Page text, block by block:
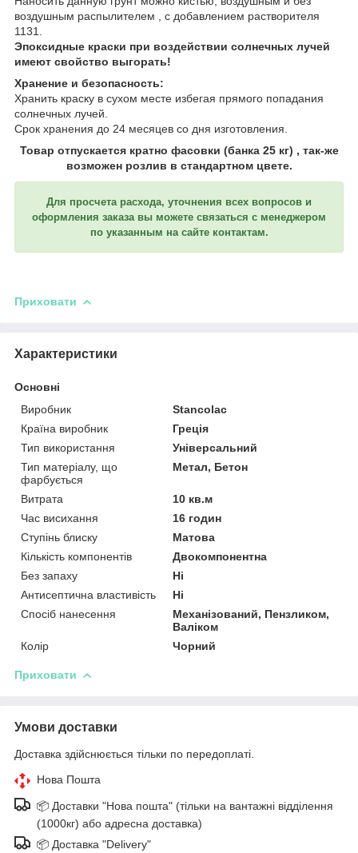
воздушным распылителем , с добавлением растворителя
1131.
Эпоксидные краски при воздействии солнечных лучей
имеют свойство выгорать!
Хранение и безопасность:
Хранить краску в сухом месте избегая прямого попадания
солнечных лучей.
Срок хранения до 24 месяцев со дня изготовления.
Товар отпускается кратно фасовки (банка 25 кг) , так-же
возможен розлив в стандартном цвете.
Для просчета расхода, уточнения всех вопросов и
оформления заказа вы можете связаться с менеджером
по указанным на сайте контактам.
Приховати
Характеристики
Основні
Виробник
Stancolac
Країна виробник
Греція
Тип використання
Універсальний
Тип матеріалу, що
фарбується
Метал, Бетон
Витрата
10 кв.м
Час висихання
16 годин
Ступінь блиску
Матова
Кількість компонентів
Двокомпонентна
Без запаху
Ні
Антисептична властивість
Ні
Спосіб нанесення
Механізований, Пензликом,
Валіком
Колір
Чорний
Приховати
Умови доставки
Доставка здійснюється тільки по передоплаті.
Нова Пошта
📦 Доставки "Нова пошта" (тільки на вантажні відділення
(1000кг) або адресна доставка)
📦 Доставка "Delivery"